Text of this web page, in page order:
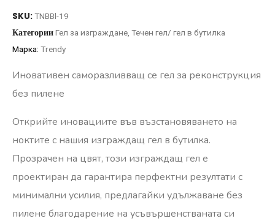
SKU:TNBBl-19
КатегорииГел за изграждане, Течен гел/ гел в бутилка
Марка: Trendy
Иновативен саморазливващ се гел за реконструкция
без пилене
Открийте иновациите във възстановяването на
ноктите с нашия изграждащ гел в бутилка.
Прозрачен на цвят, този изграждащ гел е
проектиран да гарантира перфектни резултати с
минимални усилия, предлагайки удължаване без
пилене благодарение на усъвършенстваната си